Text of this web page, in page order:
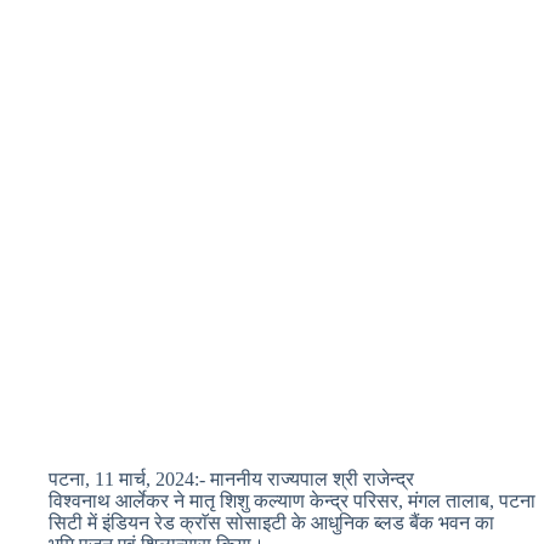
पटना, 11 मार्च, 2024:- माननीय राज्यपाल श्री राजेन्द्र
विश्वनाथ आर्लेकर ने मातृ शिशु कल्याण केन्द्र परिसर, मंगल तालाब, पटना
सिटी में इंडियन रेड क्राॅस सोसाइटी के आधुनिक ब्लड बैंक भवन का